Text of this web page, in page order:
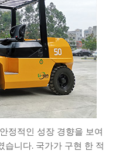
정적인 성장 경향을 보여
습니다. 국가가 구현 한 적